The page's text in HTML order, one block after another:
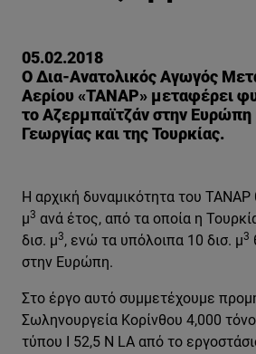
05.02.2018
Ο Δια-Ανατολικός Αγωγός
Αερίου «TANAP» μεταφέρει
το Αζερμπαϊτζάν στην
Γεωργίας και της Τουρκίας.
Η αρχική δυναμικότητα του TANAP
μ3 ανά έτος, από τα οποία η
δισ. μ3, ενώ τα υπόλοιπα 10 δισ. μ3
στην Ευρώπη.
Στο έργο αυτό συμμετέχουμε
Σωληνουργεία Κορίνθου 4,000
τύπου Ι 52,5 N LA από το